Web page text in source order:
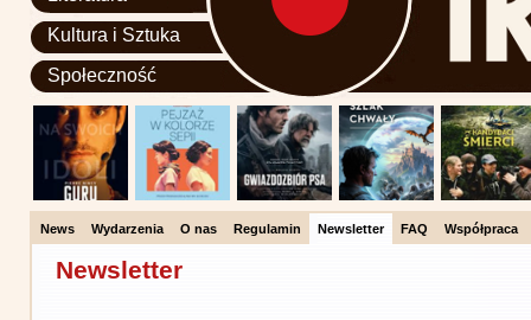
Kultura i Sztuka
Społeczność
News Wydarzenia O nas Regulamin Newsletter FAQ Współpraca
Newsletter